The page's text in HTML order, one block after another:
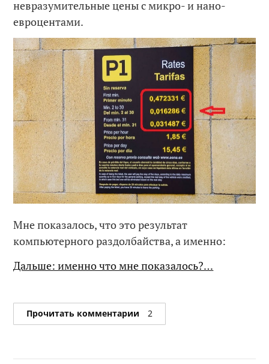
невразумительные цены с микро- и нано-
евроцентами.
Мне показалось, что это результат
компьютерного раздолбайства, а именно:
Дальше: именно что мне показалось?…
Прочитать комментарии 2